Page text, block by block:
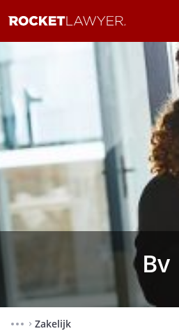
Bv
⌃ Zakelijk